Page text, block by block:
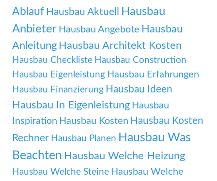
Ablauf Hausbau Aktuell
Hausbau
Anbieter Hausbau Angebote Hausbau
Anleitung Hausbau Architekt Kosten
Hausbau Checkliste Hausbau Construction
Hausbau Eigenleistung Hausbau Erfahrungen
Hausbau Finanzierung Hausbau Ideen
Hausbau In Eigenleistung Hausbau
Inspiration Hausbau Kosten Hausbau Kosten
Rechner Hausbau Planen Hausbau Was
Beachten Hausbau Welche Heizung
Hausbau Welche Steine Hausbau Welche